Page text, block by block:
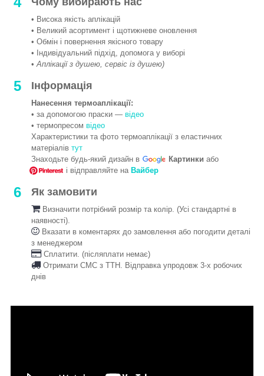
• Висока якість аплікацій
• Великий асортимент і щотижневе оновлення
• Обмін і повернення якісного товару
• Індивідуальний підхід, допомога у виборі
•Аплікації з душею, сервіс із душею)
5 Інформація
Нанесення термоаплікації:
• за допомогою праски — відео
• термопресом відео
Характеристики та фото термоаплікації з еластичних
матеріалів тут
Знаходьте будь-який дизайн в
Картинки або
і відправляйте на Вайбер
6 Як замовити
Визначити потрібний розмір та колір. (Усі стандартні в
наявності).
Вказати в коментарях до замовлення або погодити деталі
з менеджером
Сплатити. (післяплати немає)
Отримати СМС з ТТН. Відправка упродовж 3-х робочих
днів